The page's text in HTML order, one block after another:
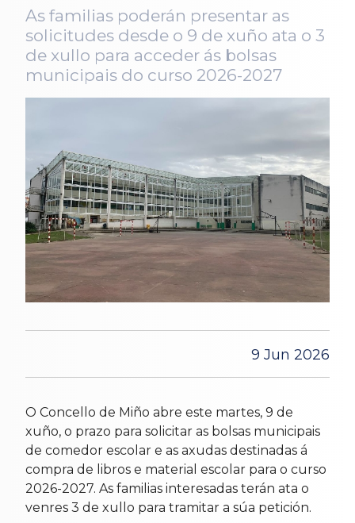
As familias poderán presentar as
solicitudes desde o 9 de xuño ata o 3
de xullo para acceder ás bolsas
municipais do curso 2026-2027
9 Jun 2026
O Concello de Miño abre este martes, 9 de
xuño, o prazo para solicitar as bolsas municipais
de comedor escolar e as axudas destinadas á
compra de libros e material escolar para o curso
2026-2027. As familias interesadas terán ata o
venres 3 de xullo para tramitar a súa petición.